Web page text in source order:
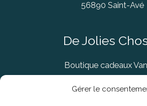
Gérer le
56890 Saint-Avé
De Jolies
Boutique cadeaux
Concept Store